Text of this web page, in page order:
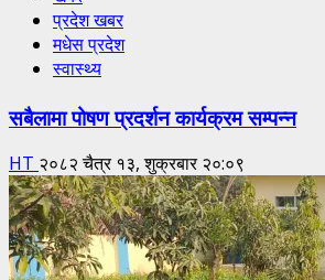
प्रदेश खबर
मधेस प्रदेश
स्वास्थ्य
सबैलामा पोषण प्रदर्शन कार्यक्रम सम्पन्न
HT २०८२ चैत्र १३, शुक्रबार २०:०९